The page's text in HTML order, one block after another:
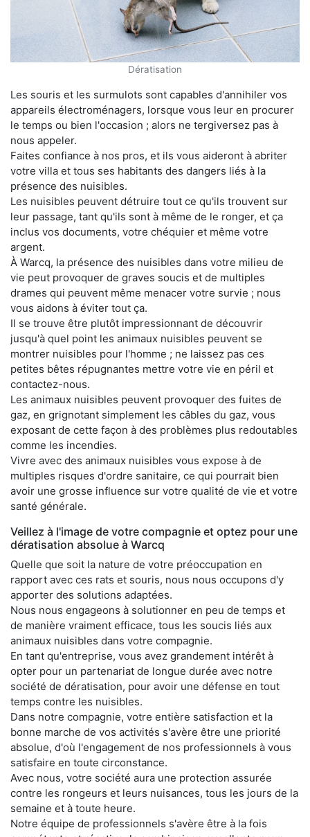
Dératisation
Les souris et les surmulots sont capables d'annihiler vos
appareils électroménagers, lorsque vous leur en procurer
le temps ou bien l'occasion ; alors ne tergiversez pas à
nous appeler.
Faites confiance à nos pros, et ils vous aideront à abriter
votre villa et tous ses habitants des dangers liés à la
présence des nuisibles.
Les nuisibles peuvent détruire tout ce qu'ils trouvent sur
leur passage, tant qu'ils sont à même de le ronger, et ça
inclus vos documents, votre chéquier et même votre
argent.
À Warcq, la présence des nuisibles dans votre milieu de
vie peut provoquer de graves soucis et de multiples
drames qui peuvent même menacer votre survie ; nous
vous aidons à éviter tout ça.
Il se trouve être plutôt impressionnant de découvrir
jusqu'à quel point les animaux nuisibles peuvent se
montrer nuisibles pour l'homme ; ne laissez pas ces
petites bêtes répugnantes mettre votre vie en péril et
contactez-nous.
Les animaux nuisibles peuvent provoquer des fuites de
gaz, en grignotant simplement les câbles du gaz, vous
exposant de cette façon à des problèmes plus redoutables
comme les incendies.
Vivre avec des animaux nuisibles vous expose à de
multiples risques d'ordre sanitaire, ce qui pourrait bien
avoir une grosse influence sur votre qualité de vie et votre
santé générale.
Veillez à l'image de votre compagnie et optez pour une
dératisation absolue à Warcq
Quelle que soit la nature de votre préoccupation en
rapport avec ces rats et souris, nous nous occupons d'y
apporter des solutions adaptées.
Nous nous engageons à solutionner en peu de temps et
de manière vraiment efficace, tous les soucis liés aux
animaux nuisibles dans votre compagnie.
En tant qu'entreprise, vous avez grandement intérêt à
opter pour un partenariat de longue durée avec notre
société de dératisation, pour avoir une défense en tout
temps contre les nuisibles.
Dans notre compagnie, votre entière satisfaction et la
bonne marche de vos activités s'avère être une priorité
absolue, d'où l'engagement de nos professionnels à vous
satisfaire en toute circonstance.
Avec nous, votre société aura une protection assurée
contre les rongeurs et leurs nuisances, tous les jours de la
semaine et à toute heure.
Notre équipe de professionnels s'avère être à la fois